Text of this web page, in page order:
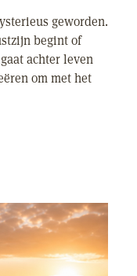
geworden.
begint of
achter leven
om met het